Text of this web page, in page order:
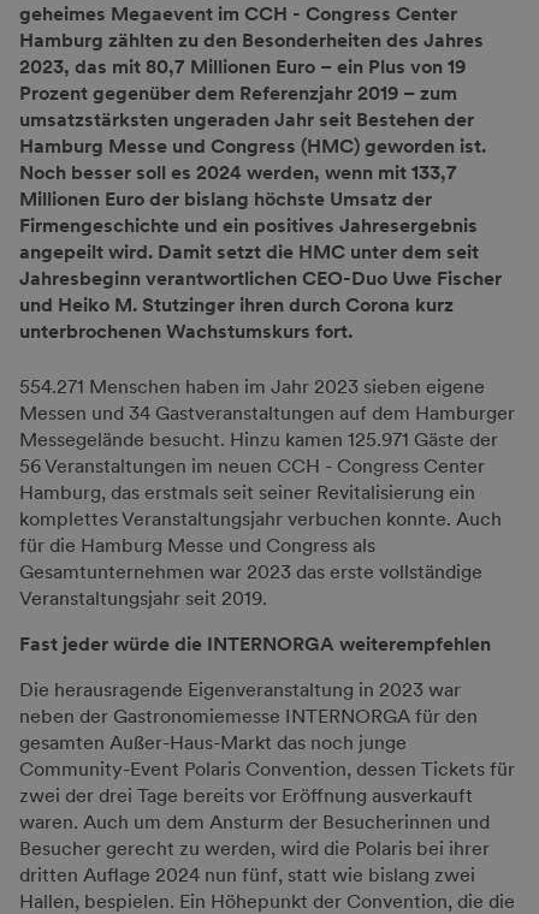
geheimes Megaevent im CCH - Congress Center
Hamburg zählten zu den Besonderheiten des Jahres
2023, das mit 80,7 Millionen Euro – ein Plus von 19
Prozent gegenüber dem Referenzjahr 2019 – zum
umsatzstärksten ungeraden Jahr seit Bestehen der
Hamburg Messe und Congress (HMC) geworden ist.
Noch besser soll es 2024 werden, wenn mit 133,7
Millionen Euro der bislang höchste Umsatz der
Firmengeschichte und ein positives Jahresergebnis
angepeilt wird. Damit setzt die HMC unter dem seit
Jahresbeginn verantwortlichen CEO-Duo Uwe Fischer
und Heiko M. Stutzinger ihren durch Corona kurz
unterbrochenen Wachstumskurs fort.
554.271 Menschen haben im Jahr 2023 sieben eigene
Messen und 34 Gastveranstaltungen auf dem Hamburger
Messegelände besucht. Hinzu kamen 125.971 Gäste der
56 Veranstaltungen im neuen CCH - Congress Center
Hamburg, das erstmals seit seiner Revitalisierung ein
komplettes Veranstaltungsjahr verbuchen konnte. Auch
für die Hamburg Messe und Congress als
Gesamtunternehmen war 2023 das erste vollständige
Veranstaltungsjahr seit 2019.
Fast jeder würde die INTERNORGA weiterempfehlen
Die herausragende Eigenveranstaltung in 2023 war
neben der Gastronomiemesse INTERNORGA für den
gesamten Außer-Haus-Markt das noch junge
Community-Event Polaris Convention, dessen Tickets für
zwei der drei Tage bereits vor Eröffnung ausverkauft
waren. Auch um dem Ansturm der Besucherinnen und
Besucher gerecht zu werden, wird die Polaris bei ihrer
dritten Auflage 2024 nun fünf, statt wie bislang zwei
Hallen, bespielen. Ein Höhepunkt der Convention, die die